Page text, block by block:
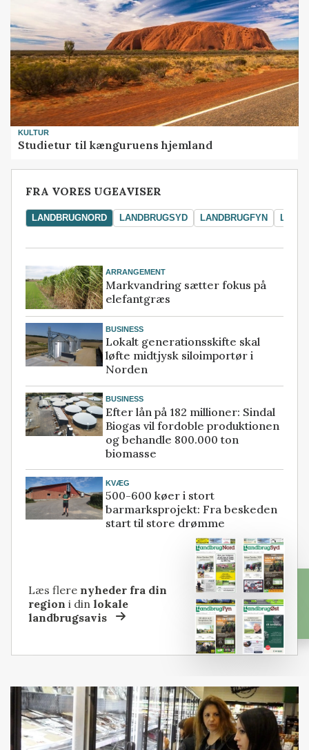
KULTUR
Studietur til kænguruens hjemland
FRA VORES UGEAVISER
LANDBRUGNORD LANDBRUGSYD LANDBRUGFYN
ARRANGEMENT
Markvandring sætter fokus på
elefantgræs
BUSINESS
Lokalt generationsskifte skal
løfte midtjysk siloimportør i
Norden
BUSINESS
Efter lån på 182 millioner: Sindal
Biogas vil fordoble produktionen
og behandle 800.000 ton
biomasse
KVÆG
500-600 køer i stort
barmarksprojekt: Fra beskeden
start til store drømme
Læs flere nyheder fra din
region i dinlokale
landbrugsavis